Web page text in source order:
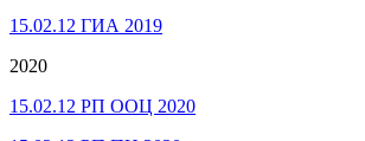
15.02.12 ГИА 2019
2020
15.02.12 РП ООЦ 2020